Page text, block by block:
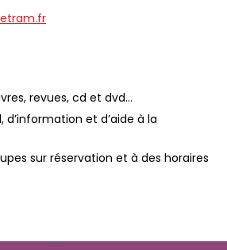
revues, cd et dvd…
d’information et d’aide à la
sur réservation et à des horaires